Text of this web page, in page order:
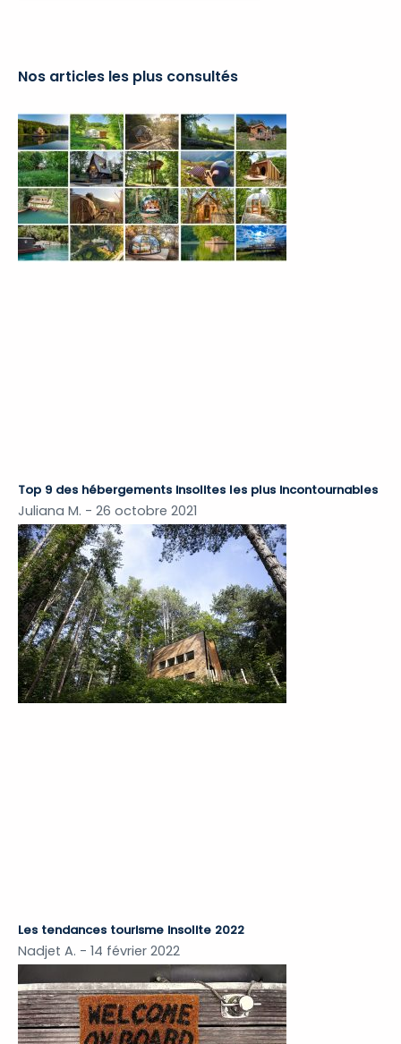
Nos articles les plus consultés
Top 9 des hébergements insolites les plus incontournables
Juliana M. 26 octobre 2021
Les tendances tourisme insolite 2022
Nadjet A. 14 février 2022